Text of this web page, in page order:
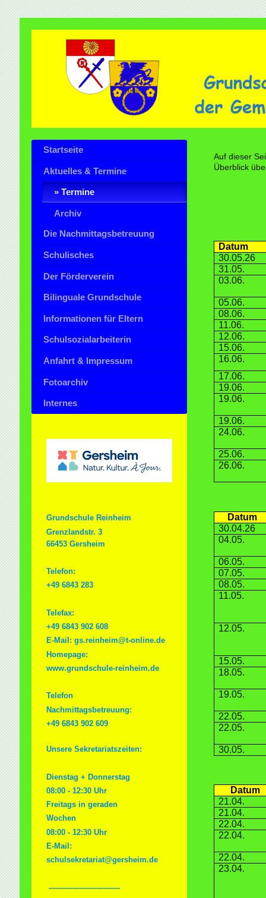
Auf dieser
Überblick
Datum
30.05.26
31.05.
03.06.
05.06.
08.06.
11.06.
12.06.
15.06.
16.06.
17.06.
19.06.
19.06.
19.06.
24.06.
25.06.
26.06.
Datum
30.04.26
04.05.
06.05.
07.05.
08.05.
11.05.
12.05.
15.05.
18.05.
19.05.
22.05.
22.05.
30.05.
Datum
21.04.
21.04.
22.04.
22.04.
22.04.
23.04.
Startseite
Aktuelles & Termine
Termine
Archiv
Die Nachmittagsbetreuung
Schulisches
Der Förderverein
Bilinguale Grundschule
Informationen für Eltern
Schulsozialarbeiterin
Anfahrt & Impressum
Fotoarchiv
Internes
Grundschule Reinheim
Grenzlandstr. 3
66453 Gersheim
Telefon:
+49 6843 283
Telefax:
+49 6843 902 608
E-Mail: gs.reinheim@t-online.de
Homepage:
www.grundschule-reinheim.de
Telefon
Nachmittagsbetreuung:
+49 6843 902 609
Unsere Sekretariatszeiten:
Dienstag + Donnerstag
08:00 - 12:30 Uhr
Freitags in geraden
Wochen
08:00 - 12:30 Uhr
E-Mail:
schulsekretariat@gersheim.de
------------------------------